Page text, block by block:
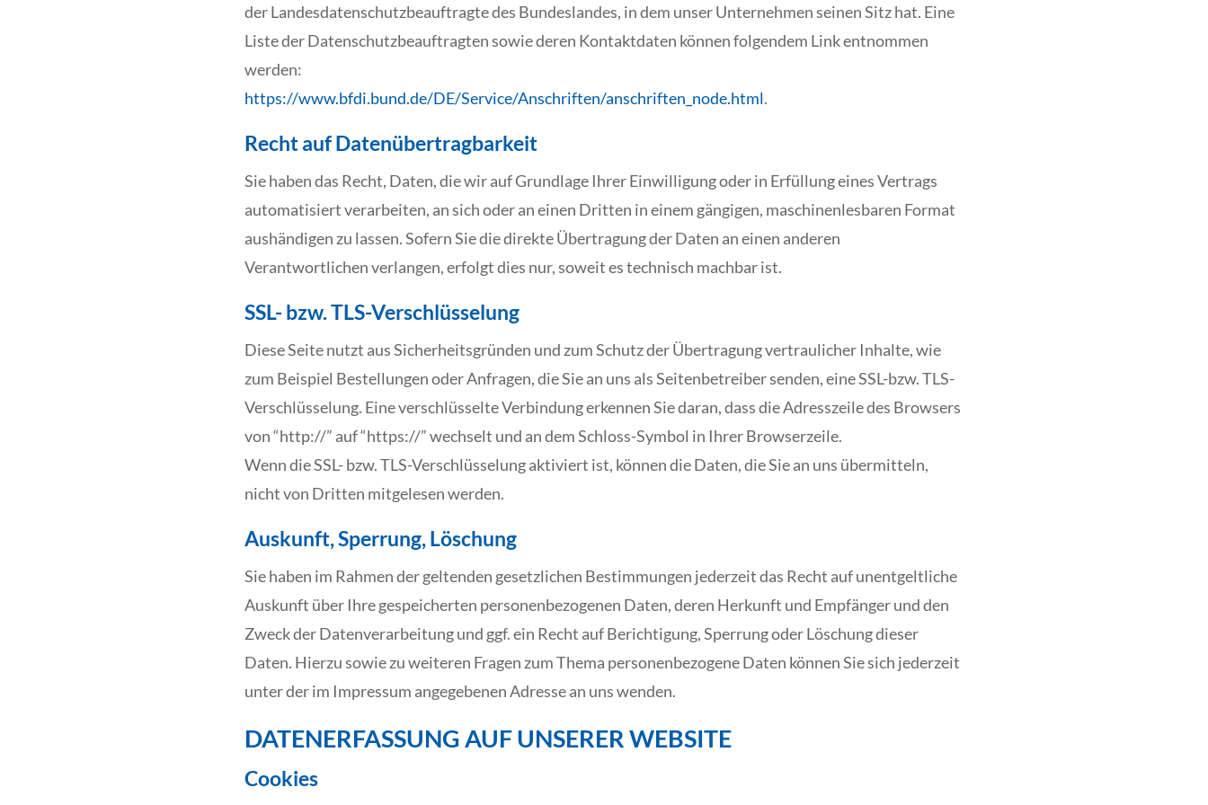
der Landesdatenschutzbeauftragte des Bundeslandes, in dem unser Unternehmen seinen Sitz hat. Eine
Liste der Datenschutzbeauftragten sowie deren Kontaktdaten können folgendem Link entnommen
werden:
https://www.bfdi.bund.de/DE/Service/Anschriften/anschriften_node.html.
Recht auf Datenübertragbarkeit
Sie haben das Recht, Daten, die wir auf Grundlage Ihrer Einwilligung oder in Erfüllung eines Vertrags
automatisiert verarbeiten, an sich oder an einen Dritten in einem gängigen, maschinenlesbaren Format
aushändigen zu lassen. Sofern Sie die direkte Übertragung der Daten an einen anderen
Verantwortlichen verlangen, erfolgt dies nur, soweit es technisch machbar ist.
SSL- bzw. TLS-Verschlüsselung
Diese Seite nutzt aus Sicherheitsgründen und zum Schutz der Übertragung vertraulicher Inhalte, wie
zum Beispiel Bestellungen oder Anfragen, die Sie an uns als Seitenbetreiber senden, eine SSL-bzw. TLS-
Verschlüsselung. Eine verschlüsselte Verbindung erkennen Sie daran, dass die Adresszeile des Browsers
von “http://” auf “https://” wechselt und an dem Schloss-Symbol in Ihrer Browserzeile.
Wenn die SSL- bzw. TLS-Verschlüsselung aktiviert ist, können die Daten, die Sie an uns übermitteln,
nicht von Dritten mitgelesen werden.
Auskunft, Sperrung, Löschung
Sie haben im Rahmen der geltenden gesetzlichen Bestimmungen jederzeit das Recht auf unentgeltliche
Auskunft über Ihre gespeicherten personenbezogenen Daten, deren Herkunft und Empfänger und den
Zweck der Datenverarbeitung und ggf. ein Recht auf Berichtigung, Sperrung oder Löschung dieser
Daten. Hierzu sowie zu weiteren Fragen zum Thema personenbezogene Daten können Sie sich jederzeit
unter der im Impressum angegebenen Adresse an uns wenden.
DATENERFASSUNG AUF UNSERER WEBSITE
Cookies